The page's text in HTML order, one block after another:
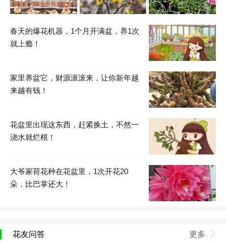
春天的爆花机器，1个月开满盆，养1次
就上瘾！
家里养盆它，财源滚滚来，让你新年越
来越有钱！
花盆里出现这东西，赶紧换土，不然一
浇水就烂根！
大爷家荷花种在花盆里，1次开花20
朵，比巴掌还大！
花友问答 更多